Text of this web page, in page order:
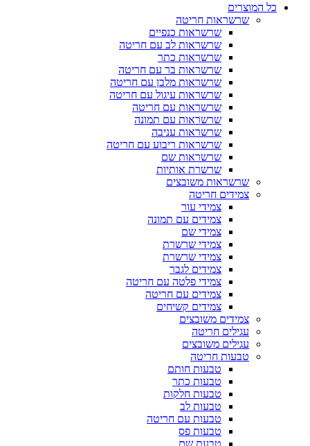
כל המוצרים
שרשראות חריטה
שרשראות כנפיים
שרשראות לב עם חריטה
שרשראות כתר
שרשראות בר עם חריטה
שרשראות מלבן עם חריטה
שרשראות עיגול עם חריטה
שרשראות עם חריטה
שרשראות עם תמונה
שרשראות עניבה
שרשראות ריבוע עם חריטה
שרשראות שם
שרשרת אותיות
שרשראות משובצים
צמידים חריטה
צמידי עור
צמידים עם תמונה
צמידי שם
צמידי שרשרת
צמידי שרשרת
צמידים לגבר
צמידי פלטה עם חריטה
צמידים עם חריטה
צמידים קשיחים
צמידים משובצים
עגילים חריטה
עגילים משובצים
טבעות חריטה
טבעות חותם
טבעות כתר
טבעות חלקות
טבעות לב
טבעות עם חריטה
טבעות פס
טבעת שם